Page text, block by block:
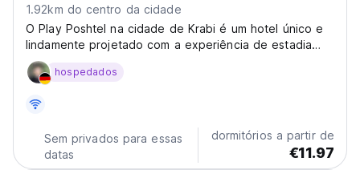
1.92km do centro da cidade
O Play Poshtel na cidade de Krabi é um hotel único e
lindamente projetado com a experiência de estadia
totalmente satisfeita dos nossos hóspedes em mente.
hospedados
Sem privados para essas
datas
dormitórios a partir de
€11.97